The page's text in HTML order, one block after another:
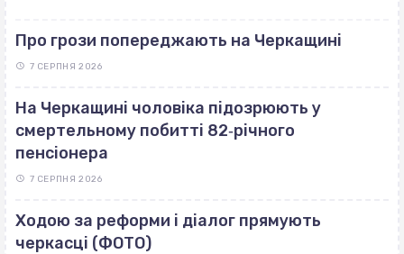
Про грози попереджають на Черкащині
7 СЕРПНЯ 2026
На Черкащині чоловіка підозрюють у
смертельному побитті 82‐річного
пенсіонера
7 СЕРПНЯ 2026
Ходою за реформи і діалог прямують
черкасці (ФОТО)